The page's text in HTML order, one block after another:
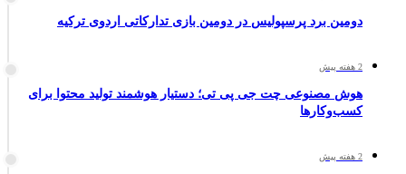
دومین برد پرسپولیس در دومین بازی تدارکاتی اردوی ترکیه
2 هفته پیش
هوش مصنوعی چت جی پی تی؛ دستیار هوشمند تولید محتوا برای
کسب‌وکارها
2 هفته پیش